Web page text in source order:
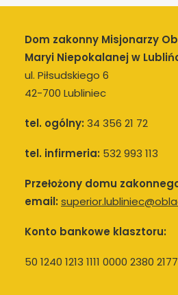
Dom zakonny Misjonarzy
Maryi Niepokalanej w
ul. Piłsudskiego 6
42-700 Lubliniec
tel. ogólny: 34 356 21 72
tel. infirmeria: 532 993 113
Przełożony domu
email:
Konto bankowe klasztoru:
50 1240 1213 1111 0000 2380